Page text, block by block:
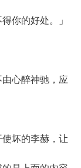
你的好处。」
心醉神驰，应
坏的李赫，让